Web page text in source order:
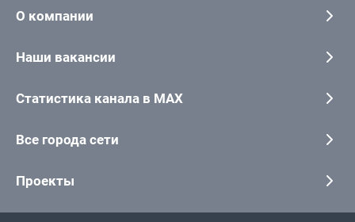
О компании
Наши вакансии
Статистика канала в MAX
Все города сети
Проекты